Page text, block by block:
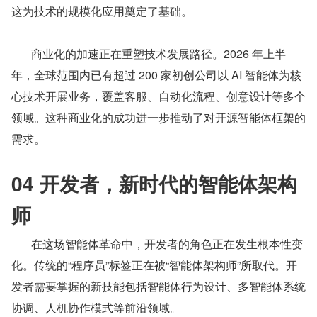
这为技术的规模化应用奠定了基础。
年，全球范围内已有超过 200 家初创公司以 AI 智能体为核
心技术开展业务，覆盖客服、自动化流程、创意设计等多个
领域。这种商业化的成功进一步推动了对开源智能体框架的
需求。
04 开发者，新时代的智能体架构
师
化。传统的“程序员”标签正在被“智能体架构师”所取代。开
发者需要掌握的新技能包括智能体行为设计、多智能体系统
协调、人机协作模式等前沿领域。